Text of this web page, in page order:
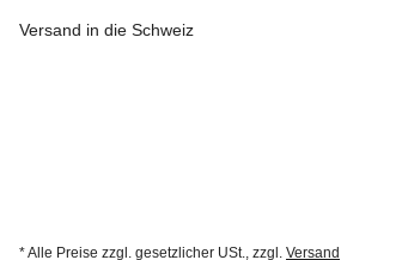
Versand in die Schweiz
* Alle Preise zzgl. gesetzlicher USt., zzgl. Versand